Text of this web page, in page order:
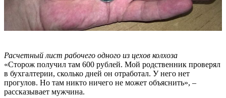
Расчетный лист рабочего одного из цехов колхоза
«Сторож получил там 600 рублей. Мой родственник проверял
в бухгалтерии, сколько дней он отработал. У него нет
прогулов. Но там никто ничего не может объяснить», –
рассказывает мужчина.